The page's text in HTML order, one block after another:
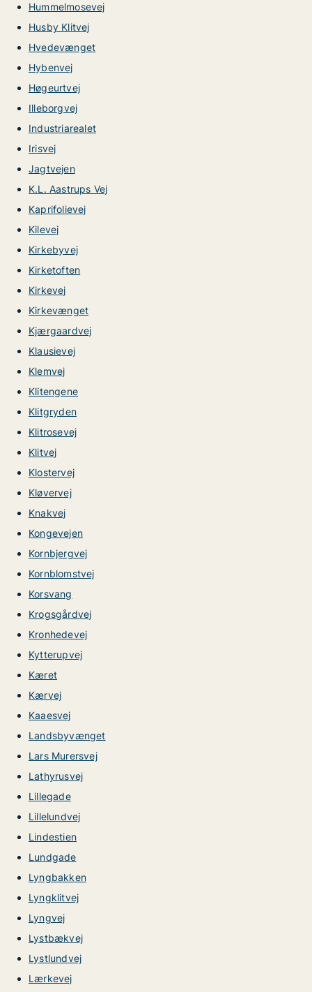
Hummelmosevej
Husby Klitvej
Hvedevænget
Hybenvej
Høgeurtvej
Illeborgvej
Industriarealet
Irisvej
Jagtvejen
K.L. Aastrups Vej
Kaprifolievej
Kilevej
Kirkebyvej
Kirketoften
Kirkevej
Kirkevænget
Kjærgaardvej
Klausievej
Klemvej
Klitengene
Klitgryden
Klitrosevej
Klitvej
Klostervej
Kløvervej
Knakvej
Kongevejen
Kornbjergvej
Kornblomstvej
Korsvang
Krogsgårdvej
Kronhedevej
Kytterupvej
Kæret
Kærvej
Kaaesvej
Landsbyvænget
Lars Murersvej
Lathyrusvej
Lillegade
Lillelundvej
Lindestien
Lundgade
Lyngbakken
Lyngklitvej
Lyngvej
Lystbækvej
Lystlundvej
Lærkevej